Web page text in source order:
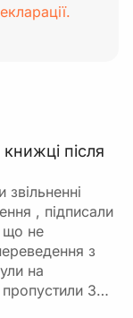
після
, підписали
що не
з
на
3…